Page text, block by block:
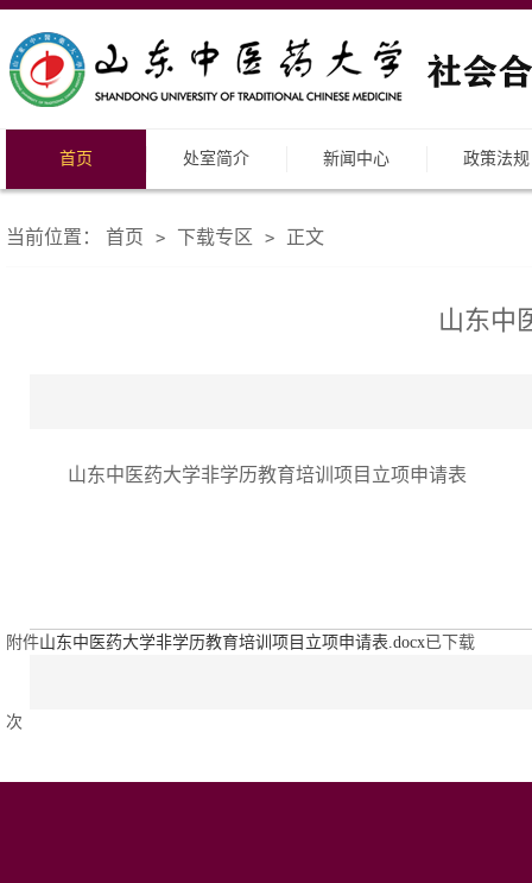
首页 处室简介 新闻中心 政策法规
当前位置： 首页 > 下载专区 > 正文
山东中
山东中医药大学非学历教育培训项目立项申请表
附件山东中医药大学非学历教育培训项目立项申请表.docx已下载
次